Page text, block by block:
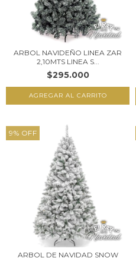
ARBOL NAVIDEÑO LINEA ZAR
2,10MTS LINEA S...
$295.000
9% OFF
ARBOL DE NAVIDAD SNOW